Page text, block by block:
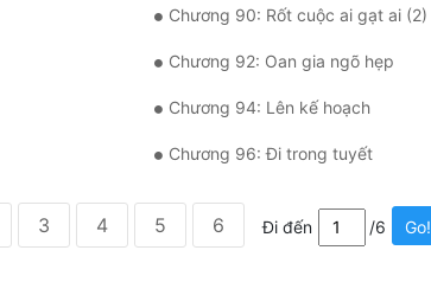
Chương 90: Rốt cuộc ai gạt ai (2)
Chương 92: Oan gia ngõ hẹp
Chương 94: Lên kế hoạch
Chương 96: Đi trong tuyết
3 4 5 6 Đi đến /6 Go!